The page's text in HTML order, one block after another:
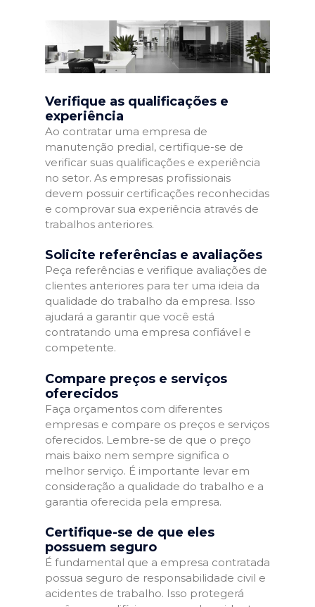
Verifique as qualificações e
experiência
Ao contratar uma empresa de
manutenção predial, certifique-se de
verificar suas qualificações e experiência
no setor. As empresas profissionais
devem possuir certificações reconhecidas
e comprovar sua experiência através de
trabalhos anteriores.
Solicite referências e avaliações
Peça referências e verifique avaliações de
clientes anteriores para ter uma ideia da
qualidade do trabalho da empresa. Isso
ajudará a garantir que você está
contratando uma empresa confiável e
competente.
Compare preços e serviços
oferecidos
Faça orçamentos com diferentes
empresas e compare os preços e serviços
oferecidos. Lembre-se de que o preço
mais baixo nem sempre significa o
melhor serviço. É importante levar em
consideração a qualidade do trabalho e a
garantia oferecida pela empresa.
Certifique-se de que eles
possuem seguro
É fundamental que a empresa contratada
possua seguro de responsabilidade civil e
acidentes de trabalho. Isso protegerá